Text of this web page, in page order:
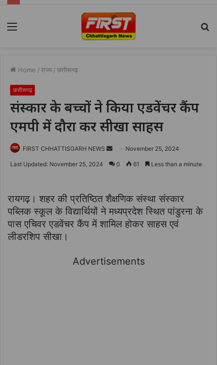
Menu
Home / राज्य / छत्तीसगढ़
छत्तीसगढ़
संस्कार के बच्चों ने किया एडवेंचर कैंप
एमपी में दौरा कर सीखा साहस
FIRST CHHATTISGARH NEWS
Send
an
November 25, 2024
Last Updated: November 25, 2024 0 61 Less than a minute
रायगढ़। शहर की प्रतिष्ठित शैक्षणिक संस्था संस्कार
पब्लिक स्कूल के विद्यार्थियों ने मध्यप्रदेश स्थित पांडुरना के
पास एचिवर एडवेंचर कैंप में शामिल होकर साहस एवं
लीडरशिप सीखा।
Advertisements